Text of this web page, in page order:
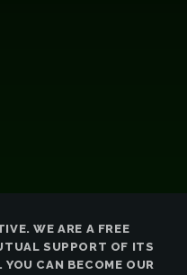
WE ARE A FREE
SUPPORT OF ITS
CAN BECOME OUR